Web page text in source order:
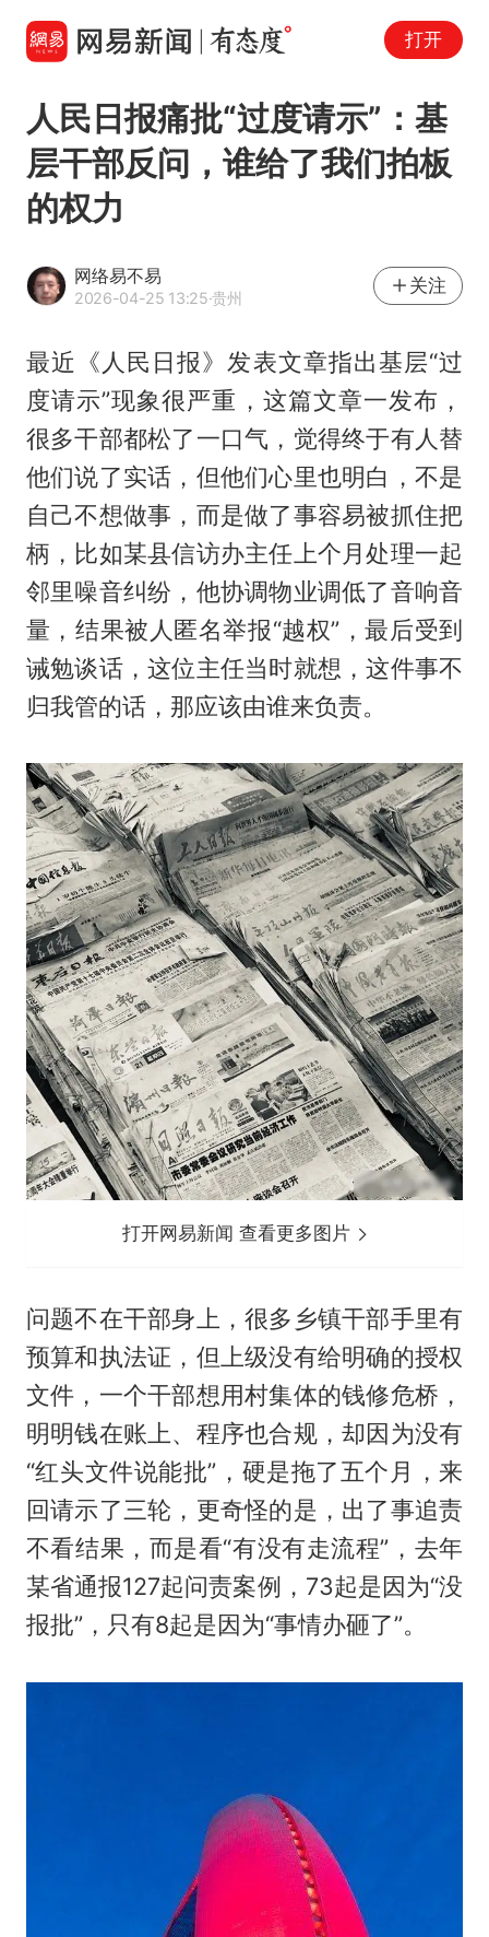
打开
人民日报痛批“过度请示”：基
层干部反问，谁给了我们拍板
的权力
网络易不易
2026-04-25 13:25·贵州
关注
最近《人民日报》发表文章指出基层“过
度请示”现象很严重，这篇文章一发布，
很多干部都松了一口气，觉得终于有人替
他们说了实话，但他们心里也明白，不是
自己不想做事，而是做了事容易被抓住把
柄，比如某县信访办主任上个月处理一起
邻里噪音纠纷，他协调物业调低了音响音
量，结果被人匿名举报“越权”，最后受到
诫勉谈话，这位主任当时就想，这件事不
归我管的话，那应该由谁来负责。
打开网易新闻 查看更多图片
问题不在干部身上，很多乡镇干部手里有
预算和执法证，但上级没有给明确的授权
文件，一个干部想用村集体的钱修危桥，
明明钱在账上、程序也合规，却因为没有
“红头文件说能批”，硬是拖了五个月，来
回请示了三轮，更奇怪的是，出了事追责
不看结果，而是看“有没有走流程”，去年
某省通报127起问责案例，73起是因为“没
报批”，只有8起是因为“事情办砸了”。